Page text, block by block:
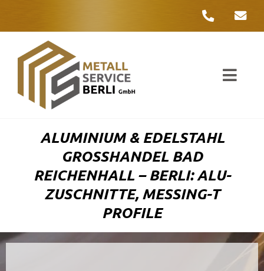
ALUMINIUM & EDELSTAHL
GROSSHANDEL BAD R
EICHENHALL – BERLI: ALU-Z
USCHNITTE, MESSING-T P
ROFILE